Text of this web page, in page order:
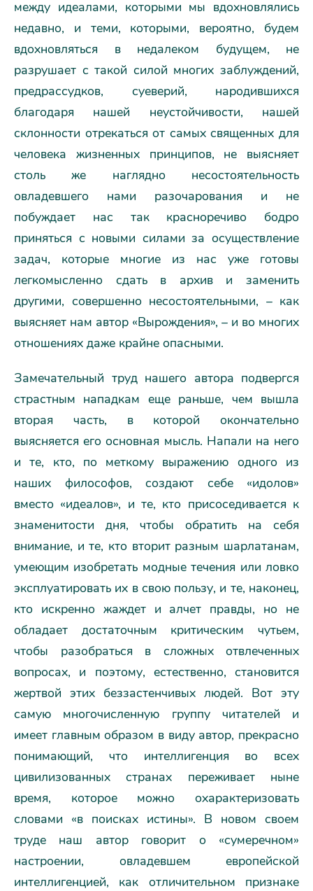
между идеалами, которыми мы вдохновлялись
недавно, и теми, которыми, вероятно, будем
вдохновляться в недалеком будущем, не
разрушает с такой силой многих заблуждений,
предрассудков, суеверий, народившихся
благодаря нашей неустойчивости, нашей
склонности отрекаться от самых священных для
человека жизненных принципов, не выясняет
столь же наглядно несостоятельность
овладевшего нами разочарования и не
побуждает нас так красноречиво бодро
приняться с новыми силами за осуществление
задач, которые многие из нас уже готовы
легкомысленно сдать в архив и заменить
другими, совершенно несостоятельными, – как
выясняет нам автор «Вырождения», – и во многих
отношениях даже крайне опасными.
Замечательный труд нашего автора подвергся
страстным нападкам еще раньше, чем вышла
вторая часть, в которой окончательно
выясняется его основная мысль. Напали на него
и те, кто, по меткому выражению одного из
наших философов, создают себе «идолов»
вместо «идеалов», и те, кто присоседивается к
знаменитости дня, чтобы обратить на себя
внимание, и те, кто вторит разным шарлатанам,
умеющим изобретать модные течения или ловко
эксплуатировать их в свою пользу, и те, наконец,
кто искренно жаждет и алчет правды, но не
обладает достаточным критическим чутьем,
чтобы разобраться в сложных отвлеченных
вопросах, и поэтому, естественно, становится
жертвой этих беззастенчивых людей. Вот эту
самую многочисленную группу читателей и
имеет главным образом в виду автор, прекрасно
понимающий, что интеллигенция во всех
цивилизованных странах переживает ныне
время, которое можно охарактеризовать
словами «в поисках истины». В новом своем
труде наш автор говорит о «сумеречном»
настроении, овладевшем европейской
интеллигенцией, как отличительном признаке